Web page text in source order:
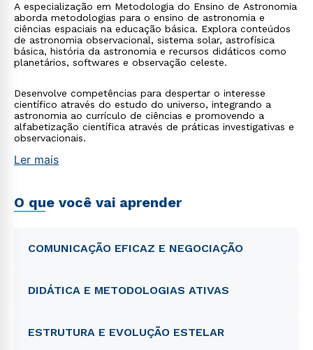
A especialização em Metodologia do Ensino de Astronomia
aborda metodologias para o ensino de astronomia e
ciências espaciais na educação básica. Explora conteúdos
de astronomia observacional, sistema solar, astrofísica
básica, história da astronomia e recursos didáticos como
planetários, softwares e observação celeste.
Desenvolve competências para despertar o interesse
científico através do estudo do universo, integrando a
astronomia ao currículo de ciências e promovendo a
alfabetização científica através de práticas investigativas e
observacionais.
Ler mais
O que você vai aprender
COMUNICAÇÃO EFICAZ E NEGOCIAÇÃO
DIDÁTICA E METODOLOGIAS ATIVAS
ESTRUTURA E EVOLUÇÃO ESTELAR